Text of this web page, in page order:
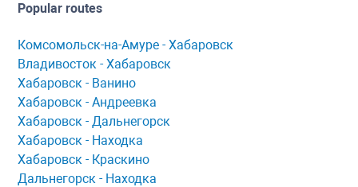
Popular routes
Комсомольск-нa-Амуре - Хaбaровск
Владивосток - Хабаровск
Хaбaровск - Ванино
Хабаровск - Андреевка
Хабаровск - Дальнегорск
Хабаровск - Находка
Хабаровск - Краскино
Дальнегорск - Находка